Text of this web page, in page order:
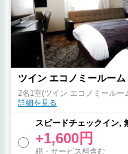
ツイン エコノミールーム
2名1室(ツイン エコノミールー
詳細を見る
スピードチェックイン,
+1,600円
税・サービス料含む